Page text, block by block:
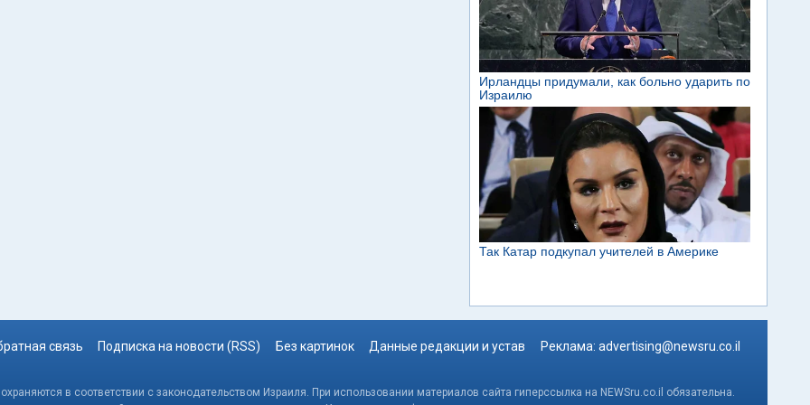
связь Подписка на новости (RSS) Без картинок Данные редакции и устав Реклама: advertising@newsru.co.il
в соответствии с законодательством Израиля. При использовании материалов сайта гиперссылка на NEWSru.co.il обязательна.